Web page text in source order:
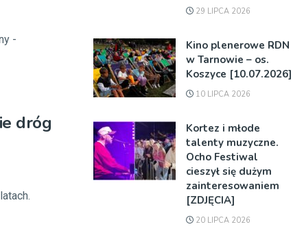
-
dróg
29 LIPCA 2026
Kino plenerowe RDN
w Tarnowie – os.
Koszyce [10.07.2026]
10 LIPCA 2026
Kortez i młode
talenty muzyczne.
Ocho Festiwal
cieszył się dużym
zainteresowaniem
[ZDJĘCIA]
20 LIPCA 2026